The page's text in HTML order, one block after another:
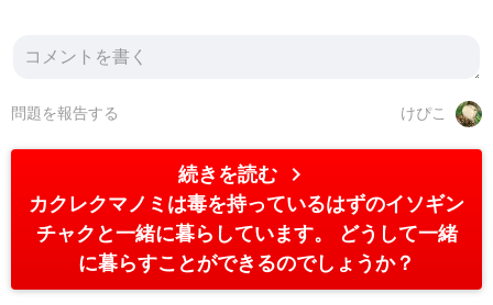
けぴこ
問題を報告する
続きを読む chevron_right
カクレクマノミは毒を持っているはずのイソギン
チャクと一緒に暮らしています。 どうして一緒
に暮らすことができるのでしょうか？